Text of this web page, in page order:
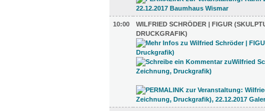
10:00
WILFRIED SCHRÖDER | FIGUR
DRUCKGRAFIK)